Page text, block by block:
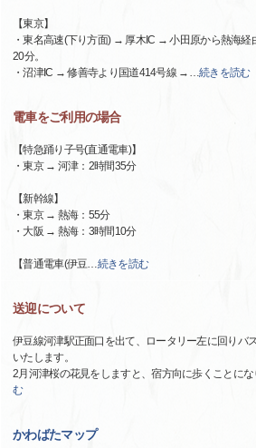
【東京】
・東名高速(下り方面) → 厚木IC → 小田原から熱海
20分。
・沼津IC → 修善寺より国道414号線 → …続きを読む
電車をご利用の場合
【特急踊り子号(直通電車)】
・東京 → 河津：2時間35分
【新幹線】
・東京 → 熱海：55分
・大阪 → 熱海：3時間10分
【普通電車(伊豆…続きを読む
送迎について
伊豆線河津駅正面口を出て、ロータリー左に回りバ
いたします。
2月河津桜の花見をしますと、宿方向に歩くことに
む
かわばたマップ